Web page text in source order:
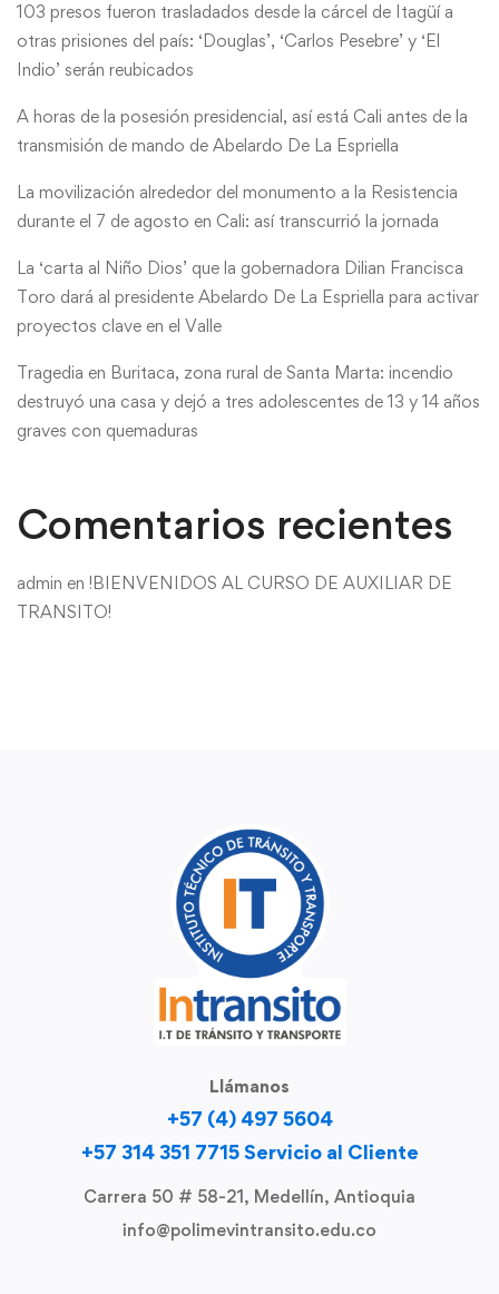
103 presos fueron trasladados desde la cárcel de Itagüí a
otras prisiones del país: ‘Douglas’, ‘Carlos Pesebre’ y ‘El
Indio’ serán reubicados
A horas de la posesión presidencial, así está Cali antes de la
transmisión de mando de Abelardo De La Espriella
La movilización alrededor del monumento a la Resistencia
durante el 7 de agosto en Cali: así transcurrió la jornada
La ‘carta al Niño Dios’ que la gobernadora Dilian Francisca
Toro dará al presidente Abelardo De La Espriella para activar
proyectos clave en el Valle
Tragedia en Buritaca, zona rural de Santa Marta: incendio
destruyó una casa y dejó a tres adolescentes de 13 y 14 años
graves con quemaduras
Comentarios recientes
admin en !BIENVENIDOS AL CURSO DE AUXILIAR DE
TRANSITO!
Llámanos
+57 (4) 497 5604
+57 314 351 7715 Servicio al Cliente
Carrera 50 # 58-21, Medellín, Antioquia
info@polimevintransito.edu.co